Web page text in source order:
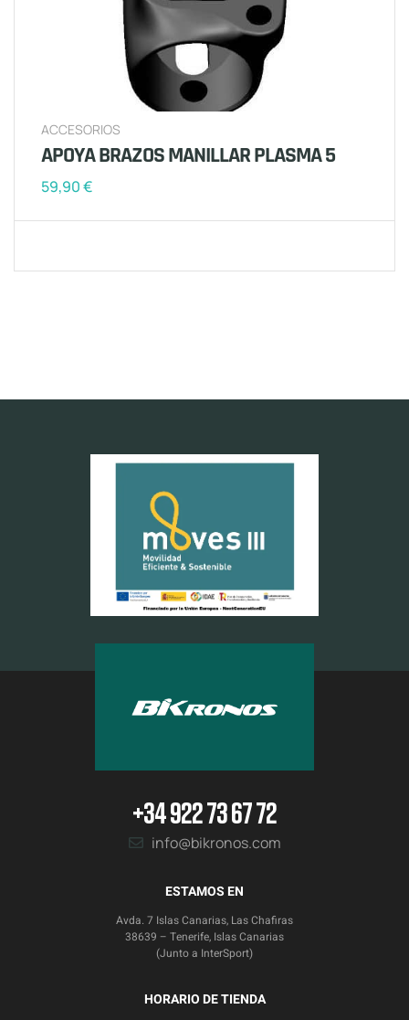
ACCESORIOS
APOYA BRAZOS MANILLAR PLASMA 5
59,90€
+34 922 73 67 72
info@bikronos.com
ESTAMOS EN
Avda. 7 Islas Canarias, Las Chafiras
38639 – Tenerife, Islas Canarias
(Junto a InterSport)
HORARIO DE TIENDA